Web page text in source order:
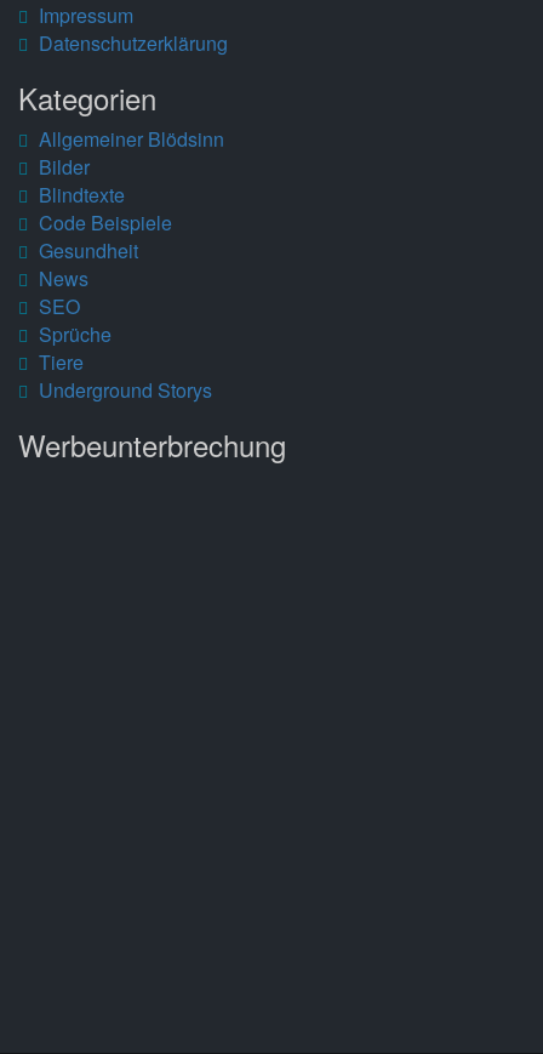
Impressum
Datenschutzerklärung
Kategorien
Allgemeiner Blödsinn
Bilder
Blindtexte
Code Beispiele
Gesundheit
News
SEO
Sprüche
Tiere
Underground Storys
Werbeunterbrechung